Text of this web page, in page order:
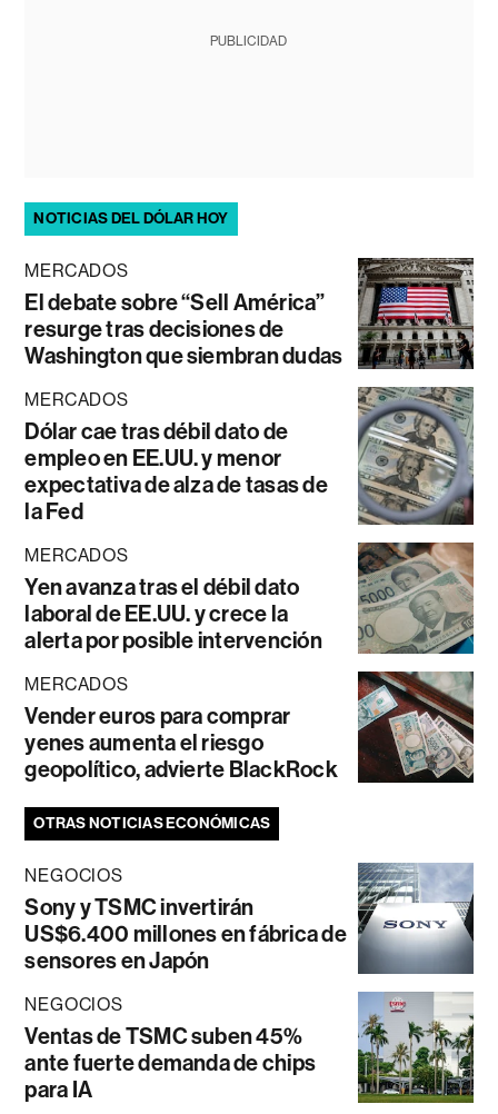
PUBLICIDAD
NOTICIAS DEL DÓLAR HOY
MERCADOS
El debate sobre “Sell América”
resurge tras decisiones de
Washington que siembran dudas
MERCADOS
Dólar cae tras débil dato de
empleo en EE.UU. y menor
expectativa de alza de tasas de
la Fed
MERCADOS
Yen avanza tras el débil dato
laboral de EE.UU. y crece la
alerta por posible intervención
MERCADOS
Vender euros para comprar
yenes aumenta el riesgo
geopolítico, advierte BlackRock
OTRAS NOTICIAS ECONÓMICAS
NEGOCIOS
Sony y TSMC invertirán
US$6.400 millones en fábrica de
sensores en Japón
NEGOCIOS
Ventas de TSMC suben 45%
ante fuerte demanda de chips
para IA